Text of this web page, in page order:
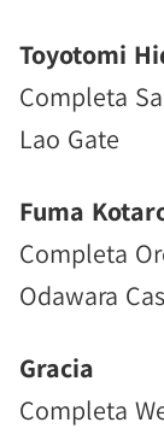
Toyotomi
Completa
Lao Gate
Fuma
Completa
Odawara
Gracia
Completa